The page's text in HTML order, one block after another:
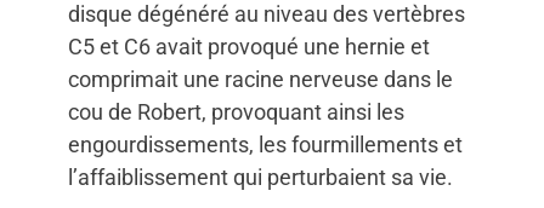
disque dégénéré au niveau des vertèbres
C5 et C6 avait provoqué une hernie et
comprimait une racine nerveuse dans le
cou de Robert, provoquant ainsi les
engourdissements, les fourmillements et
l’affaiblissement qui perturbaient sa vie.